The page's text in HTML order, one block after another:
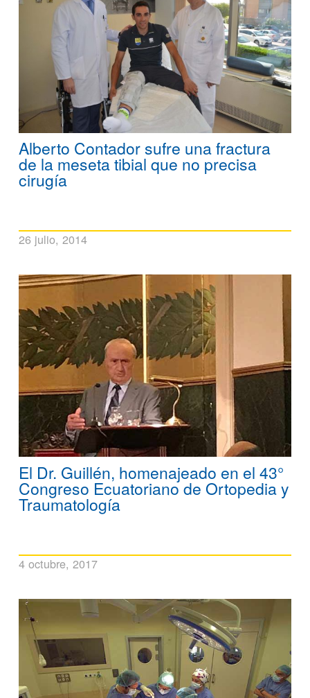
Alberto Contador sufre una fractura
de la meseta tibial que no precisa
cirugía
26 julio, 2014
El Dr. Guillén, homenajeado en el 43°
Congreso Ecuatoriano de Ortopedia y
Traumatología
4 octubre, 2017